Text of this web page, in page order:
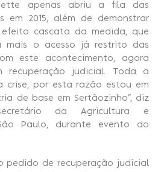
apenas abriu a fila das
em 2015, além de demonstrar
cascata da medida, que
mais o acesso já restrito das
este acontecimento, agora
recuperação judicial. Toda a
crise, por esta razão estou em
de base em Sertãozinho”, diz
da Agricultura e
Paulo, durante evento do
pedido de recuperação judicial